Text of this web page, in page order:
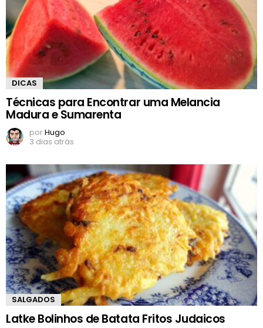
DICAS
Técnicas para Encontrar uma Melancia
Madura e Sumarenta
porHugo
3 dias atrás
SALGADOS
Latke Bolinhos de Batata Fritos Judaicos